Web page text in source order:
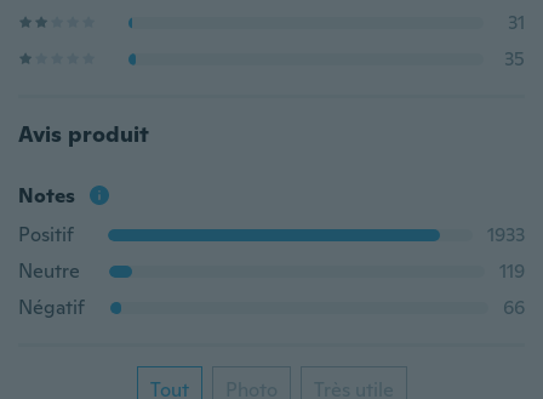
31
35
Avis produit
Notes
Positif
1933
Neutre
119
Négatif
66
Tout Photo Très utile